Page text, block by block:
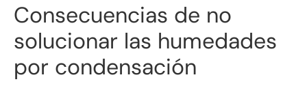
Consecuencias de no
solucionar las humedades
por condensación